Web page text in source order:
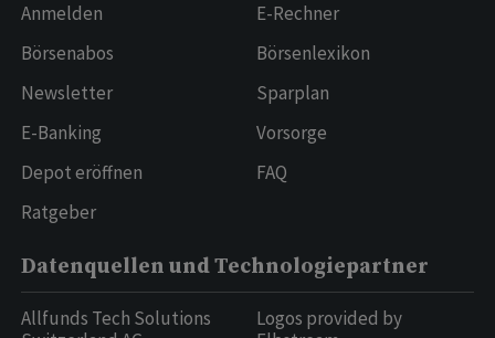
Anmelden
Börsenabos
Newsletter
E-Banking
Depot eröffnen
Ratgeber
E-Rechner
Börsenlexikon
Sparplan
Vorsorge
FAQ
Datenquellen und Technologiepartner
Allfunds Tech Solutions
Logos provided by